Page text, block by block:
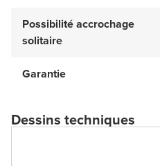
Possibilité accrochage
solitaire
Garantie
Dessins techniques